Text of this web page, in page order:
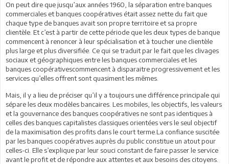
On peut dire que jusqu’aux années 1960, la séparation entre banques
commerciales et banques coopératives était assez nette du fait que
chaque type de banques avait son propre territoire et sa propre
clientèle. Et c’est à partir de cette période que les deux types de banque
commencent à renoncer à leur spécialisation et à toucher une clientèle
plus large et plus diversifiée. Ce qui se traduit par le fait que les clivages
sociaux et géographiques entre les banques commerciales et les
banques coopérativescommencent à disparaitre progressivement et les
services qu’elles offrent sont quasiment les mêmes.
Mais, il y a lieu de préciser qu’il y a toujours une différence principale qui
sépare les deux modèles bancaires. Les mobiles, les objectifs, les valeurs
et la gouvernance des banques coopératives ne sont pas identiques à
celles des banques capitalistes classiques orientées vers le seul objectif
de la maximisation des profits dans le court terme.La confiance suscitée
par les banques coopératives auprès du public constitue un atout pour
celles-ci. Elle s’explique par leur souci constant de faire passer le service
avant le profit et de répondre aux attentes et aux besoins des citoyens.